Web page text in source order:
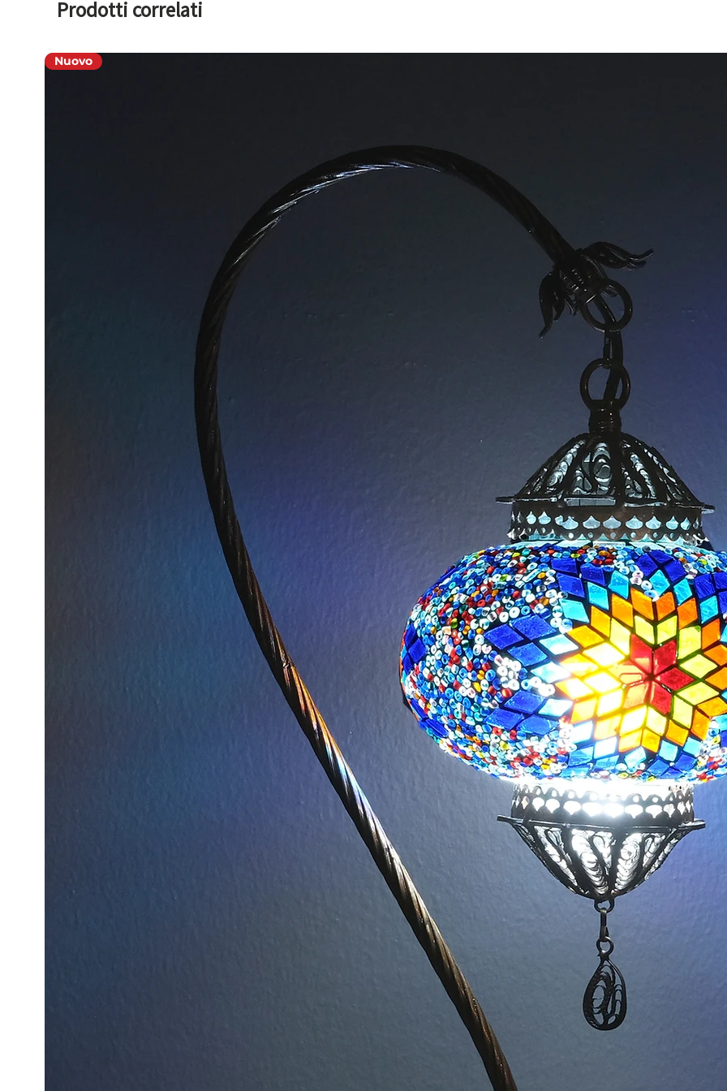
Prodotti correlati
Nuovo